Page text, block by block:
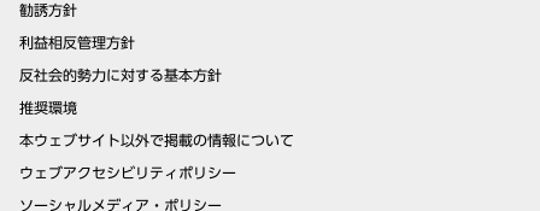
勧誘方針
利益相反管理方針
反社会的勢力に対する基本方針
推奨環境
本ウェブサイト以外で掲載の情報について
ウェブアクセシビリティポリシー
ソーシャルメディア・ポリシー